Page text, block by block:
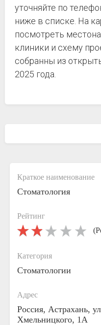
уточняйте по
ниже в списке. На
посмотреть
клиники и схему
собранны из
2025 года.
Краткое наименование
Стоматология
Рейтинг
Категория
Стоматологии
Адрес
Россия, Астрахань,
Хмельницкого, 1А